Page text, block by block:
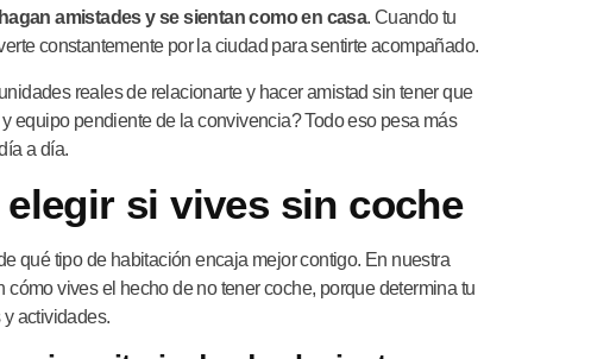
amistades y se sientan como en casa. Cuando tu
constantemente por la ciudad para sentirte acompañado.
reales de relacionarte y hacer amistad sin tener que
equipo pendiente de la convivencia? Todo eso pesa más
a día.
si vives sin coche
qué tipo de habitación encaja mejor contigo. En nuestra
vives el hecho de no tener coche, porque determina tu
actividades.